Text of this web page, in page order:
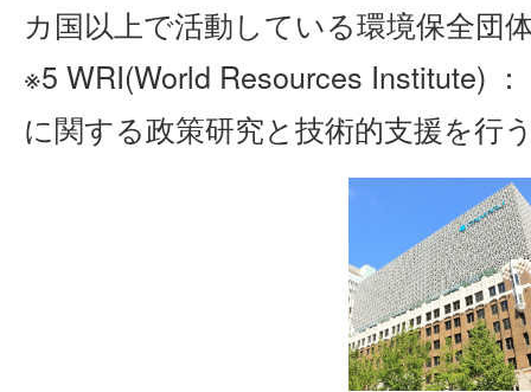
カ国以上で活動している環境保全団
※5 WRI(World Resources Institute)
に関する政策研究と技術的支援を行